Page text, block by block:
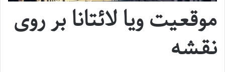
موقعیت ویا لائتانا بر روی
نقشه